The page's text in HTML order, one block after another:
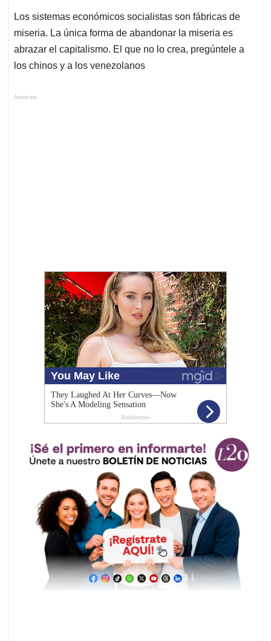
Los sistemas económicos socialistas son fábricas de
miseria. La única forma de abandonar la miseria es
abrazar el capitalismo. El que no lo crea, pregúntele a
los chinos y a los venezolanos
Anuncios.